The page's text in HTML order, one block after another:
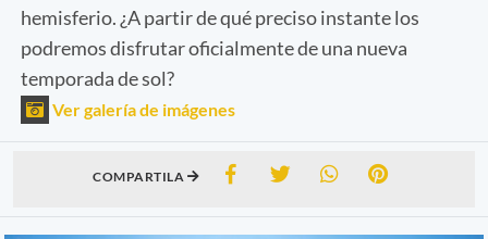
hemisferio. ¿A partir de qué preciso instante los
podremos disfrutar oficialmente de una nueva
temporada de sol?
Ver galería de imágenes
COMPARTILA